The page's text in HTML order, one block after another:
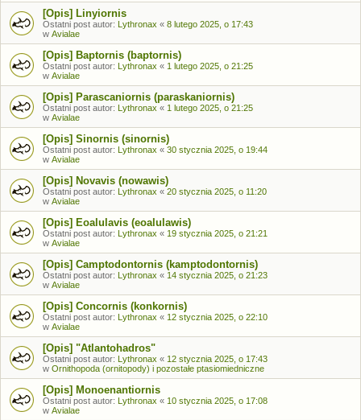
[Opis] Linyiornis
Ostatni post autor: Lythronax « 8 lutego 2025, o 17:43
w Avialae
[Opis] Baptornis (baptornis)
Ostatni post autor: Lythronax « 1 lutego 2025, o 21:25
w Avialae
[Opis] Parascaniornis (paraskaniornis)
Ostatni post autor: Lythronax « 1 lutego 2025, o 21:25
w Avialae
[Opis] Sinornis (sinornis)
Ostatni post autor: Lythronax « 30 stycznia 2025, o 19:44
w Avialae
[Opis] Novavis (nowawis)
Ostatni post autor: Lythronax « 20 stycznia 2025, o 11:20
w Avialae
[Opis] Eoalulavis (eoalulawis)
Ostatni post autor: Lythronax « 19 stycznia 2025, o 21:21
w Avialae
[Opis] Camptodontornis (kamptodontornis)
Ostatni post autor: Lythronax « 14 stycznia 2025, o 21:23
w Avialae
[Opis] Concornis (konkornis)
Ostatni post autor: Lythronax « 12 stycznia 2025, o 22:10
w Avialae
[Opis] "Atlantohadros"
Ostatni post autor: Lythronax « 12 stycznia 2025, o 17:43
w Ornithopoda (ornitopody) i pozostałe ptasiomiedniczne
[Opis] Monoenantiornis
Ostatni post autor: Lythronax « 10 stycznia 2025, o 17:08
w Avialae